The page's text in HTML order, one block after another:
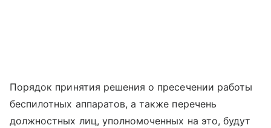
Порядок принятия решения о пресечении работы
беспилотных аппаратов, а также перечень
должностных лиц, уполномоченных на это, будут